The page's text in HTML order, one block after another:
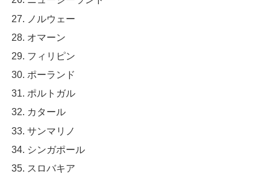
ノルウェー
オマーン
フィリピン
ポーランド
ポルトガル
カタール
サンマリノ
シンガポール
スロバキア